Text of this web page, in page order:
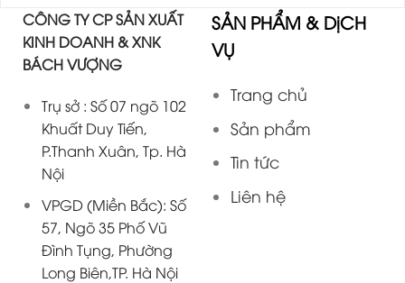
CÔNG TY CP SẢN XUẤT
KINH DOANH & XNK
BÁCH VƯỢNG
Trụ sở : Số 07 ngõ 102
Khuất Duy Tiến,
P.Thanh Xuân, Tp. Hà
Nội
VPGD (Miền Bắc): Số
57, Ngõ 35 Phố Vũ
Đình Tụng, Phường
Long Biên,TP. Hà Nội
SẢN PHẨM & DịCH
VỤ
Trang chủ
Sản phẩm
Tin tức
Liên hệ